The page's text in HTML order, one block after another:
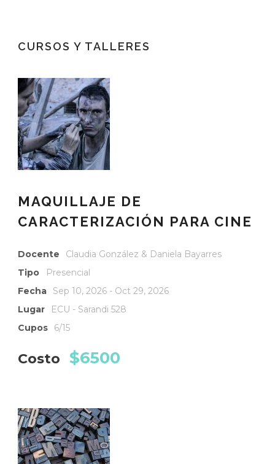
CURSOS Y TALLERES
MAQUILLAJE DE
CARACTERIZACIÓN PARA CINE
Docente
Claudia González & Daniela Bayarres
Tipo
Presencial
Fecha
Sep 10, 2026 - Oct 29, 2026
Lugar
ECU - Sarandi 528
Cupos
6/15
Costo $6500